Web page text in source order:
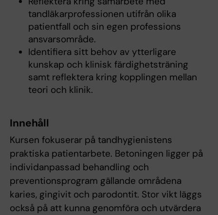
tandläkarprofessionen utifrån olika
patientfall och sin egen professions
ansvarsområde.
Identifiera sitt behov av ytterligare
kunskap och klinisk färdighetsträning
samt reflektera kring kopplingen mellan
teori och klinik.
Innehåll
Kursen fokuserar på tandhygienistens
praktiska patientarbete. Betoningen ligger på
individanpassad behandling och
preventionsprogram gällande områdena
karies, gingivit och parodontit. Stor vikt läggs
också på att kunna genomföra och utvärdera